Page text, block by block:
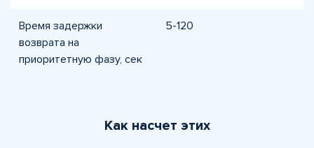
Время задержки
возврата на
приоритетную фазу, сек
5-120
Как насчет этих